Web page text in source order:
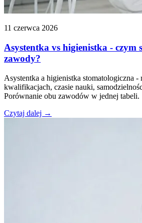
11 czerwca 2026
Asystentka vs higienistka - czym
zawody?
Asystentka a higienistka stomatologiczna -
kwalifikacjach, czasie nauki,
Porównanie obu zawodów w jednej tabeli.
Czytaj dalej →